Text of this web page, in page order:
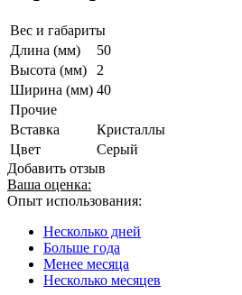
Вес и габариты
Длина (мм)
50
Высота (мм)
2
Ширина (мм) 40
Прочие
Вставка
Кристаллы
Цвет
Серый
Добавить отзыв
Ваша оценка:
Опыт использования:
Несколько дней
Больше года
Менее месяца
Несколько месяцев